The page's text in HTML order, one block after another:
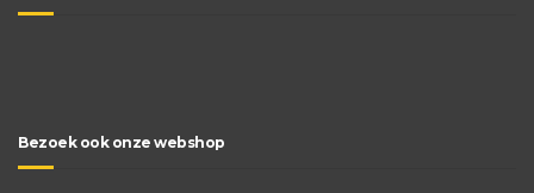
Bezoek ook onze webshop